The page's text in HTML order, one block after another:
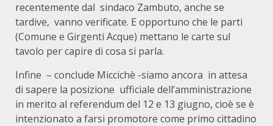
recentemente dal sindaco Zambuto, anche se
tardive, vanno verificate. E opportuno che le parti
(Comune e Girgenti Acque) mettano le carte sul
tavolo per capire di cosa si parla.
Infine – conclude Miccichè -siamo ancora in attesa
di sapere la posizione ufficiale dell’amministrazione
in merito al referendum del 12 e 13 giugno, cioè se è
intenzionato a farsi promotore come primo cittadino